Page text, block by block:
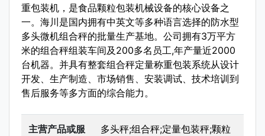
重包装机，是食品颗粒包装机械设备的核心设备之
一。海川是国内拥有中英文等多种语言选择的防水型
多头微机组合秤的批量生产基地。公司拥有3万平方
米的组合秤组装车间及200多名员工,年产量近2000
台机器。并具有整套组合秤定量称重包装系统从设计
开发、生产制造、市场销售、安装调试、技术培训到
售后服务等多方面的综合能力。
主营产品或服
多头秤;组合秤;定量包装秤;颗粒